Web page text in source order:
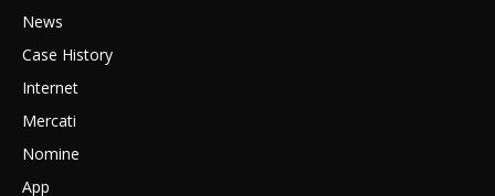
News
Case History
Internet
Mercati
Nomine
App